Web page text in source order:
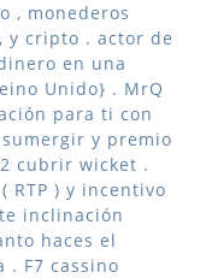
, monederos
y cripto . actor de
en una
Unido} . MrQ
para ti con
y premio
cubrir wicket .
) y incentivo
inclinación
haces el
. F7 cassino